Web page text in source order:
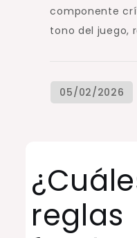
componente
tono del juego,
reglas